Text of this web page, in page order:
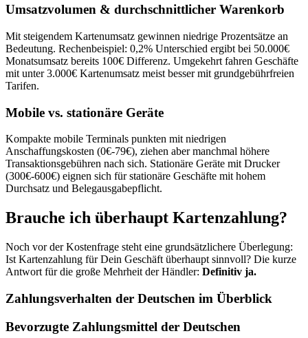
Umsatzvolumen & durchschnittlicher Warenkorb
Mit steigendem Kartenumsatz gewinnen niedrige Prozentsätze an
Bedeutung. Rechenbeispiel: 0,2% Unterschied ergibt bei 50.000€
Monatsumsatz bereits 100€ Differenz. Umgekehrt fahren Geschäfte
mit unter 3.000€ Kartenumsatz meist besser mit grundgebührfreien
Tarifen.
Mobile vs. stationäre Geräte
Kompakte mobile Terminals punkten mit niedrigen
Anschaffungskosten (0€-79€), ziehen aber manchmal höhere
Transaktionsgebühren nach sich. Stationäre Geräte mit Drucker
(300€-600€) eignen sich für stationäre Geschäfte mit hohem
Durchsatz und Belegausgabepflicht.
Brauche ich überhaupt Kartenzahlung?
Noch vor der Kostenfrage steht eine grundsätzlichere Überlegung:
Ist Kartenzahlung für Dein Geschäft überhaupt sinnvoll? Die kurze
Antwort für die große Mehrheit der Händler: Definitiv ja.
Zahlungsverhalten der Deutschen im Überblick
Bevorzugte Zahlungsmittel der Deutschen